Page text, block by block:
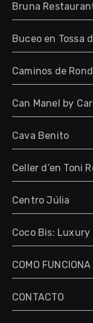
Bruna
Buceo en Tossa
Caminos de
Can Manel by
Cava Benito
Celler d’en Toni
Centro Júlia
Coco Bis:
COMO
CONTACTO